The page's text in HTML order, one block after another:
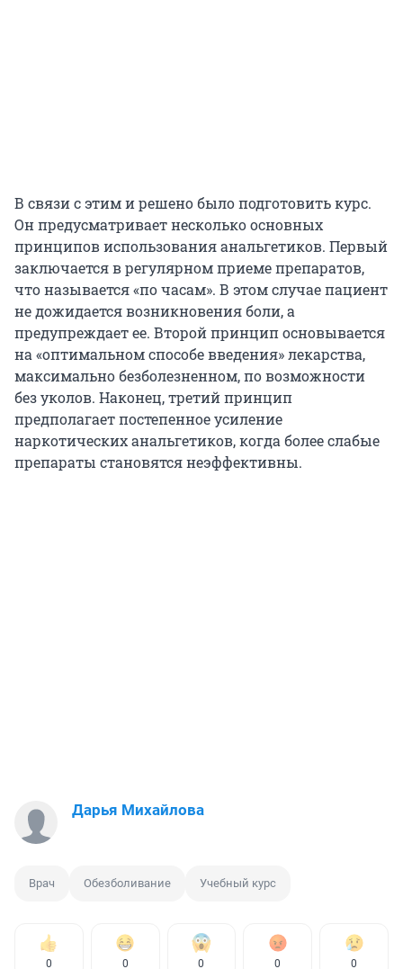
В связи с этим и решено было подготовить курс.
Он предусматривает несколько основных
принципов использования анальгетиков. Первый
заключается в регулярном приеме препаратов,
что называется «по часам». В этом случае пациент
не дожидается возникновения боли, а
предупреждает ее. Второй принцип основывается
на «оптимальном способе введения» лекарства,
максимально безболезненном, по возможности
без уколов. Наконец, третий принцип
предполагает постепенное усиление
наркотических анальгетиков, когда более слабые
препараты становятся неэффективны.
Дарья Михайлова
Врач Обезболивание Учебный курс
0 0 0 0 0